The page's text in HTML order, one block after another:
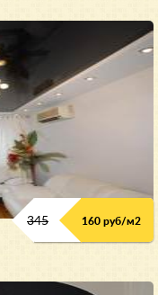
345 160 руб/м2